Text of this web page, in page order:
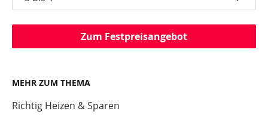
Zum Festpreisangebot
MEHR ZUM THEMA
Richtig Heizen & Sparen